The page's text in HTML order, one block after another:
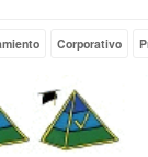
Corporativo